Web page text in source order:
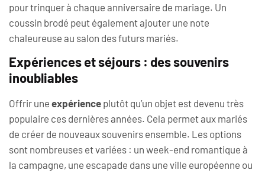
pour trinquer à chaque anniversaire de mariage. Un
coussin brodé peut également ajouter une note
chaleureuse au salon des futurs mariés.
Expériences et séjours : des souvenirs
inoubliables
Offrir une expérience plutôt qu’un objet est devenu très
populaire ces dernières années. Cela permet aux mariés
de créer de nouveaux souvenirs ensemble. Les options
sont nombreuses et variées : un week-end romantique à
la campagne, une escapade dans une ville européenne ou